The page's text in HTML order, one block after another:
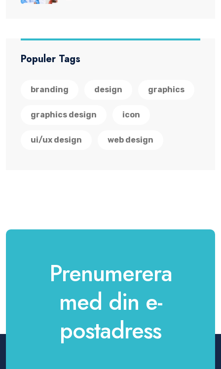
Populer Tags
branding design graphics
graphics design icon
ui/ux design web design
Prenumerera
med din e-
postadress